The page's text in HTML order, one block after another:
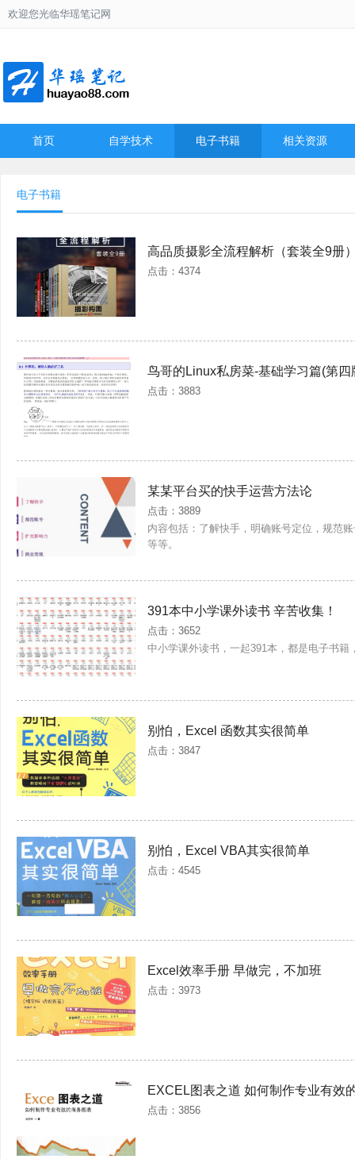
欢迎您光临华瑶笔记网
首页 自学技术 电子书籍 相关资源
电子书籍
高品质摄影全流程解析（套装全9册
点击：4374
鸟哥的Linux私房菜-基础学习篇(第
点击：3883
某某平台买的快手运营方法论
点击：3889
内容包括：了解快手，明确账号定位，规范
等等。
391本中小学课外读书 辛苦收集！
点击：3652
中小学课外读书，一起391本，都是电子书籍
别怕，Excel 函数其实很简单
点击：3847
别怕，Excel VBA其实很简单
点击：4545
Excel效率手册 早做完，不加班
点击：3973
EXCEL图表之道 如何制作专业有效
点击：3856